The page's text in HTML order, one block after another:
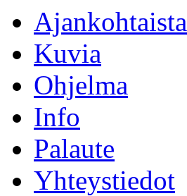
Ajankohtaista
Kuvia
Ohjelma
Info
Palaute
Yhteystiedot